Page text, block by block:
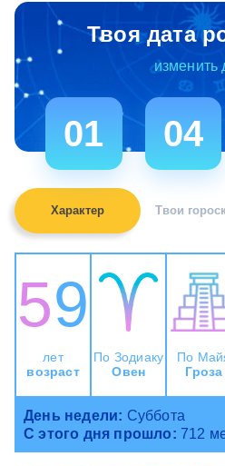
Твоя дата
изменить
01 04
Характер Твои
59
лет
возраст
По Зодиаку
Овен
По
Гроза
День недели: Суббота
С этого дня прошло: 712